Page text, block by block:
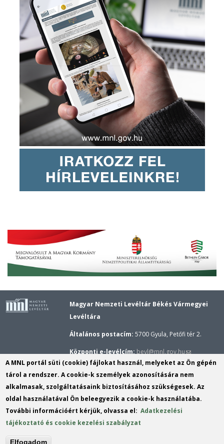
Magyar Nemzeti Levéltár Békés Vármegyei
Levéltára
Általános postacím: 5700 Gyula, Petőfi tér 2.
Központi e-levélcím: bevl@mnl.gov.hu(link
sends
e-
mail)
Gyulai épület központi telefonszáma:
(+36–66)
(+36–20) 289–8909
Békési Fiók telefonszáma:(+36–66) 522–255,
Békési kutatószolgálat telefonszáma:
A MNL portál süti (cookie) fájlokat használ, melyeket az Ön gépén
tárol a rendszer. A cookie-k személyek azonosítására nem
alkalmasak, szolgáltatásaink biztosításához szükségesek. Az
oldal használatával Ön beleegyezik a cookie-k használatába.
További információért kérjük, olvassa el:Adatkezelési
tájékoztató és cookie kezelési szabályzat
Elfogadom